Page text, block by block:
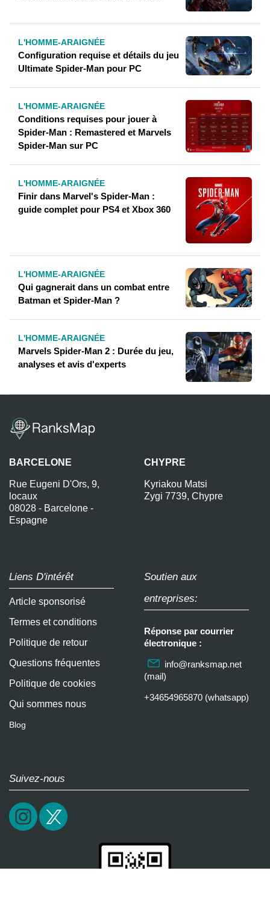
L'HOMME-ARAIGNÉE
Configuration requise et détails du jeu
Ultimate Spider-Man pour PC
L'HOMME-ARAIGNÉE
Conditions requises pour jouer à
Spider-Man : Remastered et Marvels
Spider-Man sur PC
L'HOMME-ARAIGNÉE
Finir dans Marvel's Spider-Man :
guide complet pour PS4 et Xbox 360
L'HOMME-ARAIGNÉE
Qui gagnerait dans un combat entre
Batman et Spider-Man ?
L'HOMME-ARAIGNÉE
Marvels Spider-Man 2 : Durée du jeu,
analyses et avis d'experts
BARCELONE
Rue Eugeni D'Ors, 9,
locaux
08028 - Barcelone -
Espagne
CHYPRE
Kyriakou Matsi
Zygi 7739, Chypre
Liens D'intérêt
Article sponsorisé
Termes et conditions
Politique de retour
Questions fréquentes
Politique de cookies
Qui sommes nous
Blog
Soutien aux
entreprises:
Réponse par courrier
électronique :
info@ranksmap.net
(mail)
+34654965870 (whatsapp)
Suivez-nous